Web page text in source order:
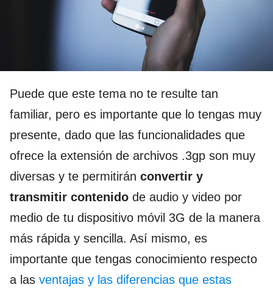
Puede que este tema no te resulte tan
familiar, pero es importante que lo tengas muy
presente, dado que las funcionalidades que
ofrece la extensión de archivos .3gp son muy
diversas y te permitirán convertir y
transmitir contenido de audio y video por
medio de tu dispositivo móvil 3G de la manera
más rápida y sencilla. Así mismo, es
importante que tengas conocimiento respecto
a las ventajas y las diferencias que estas